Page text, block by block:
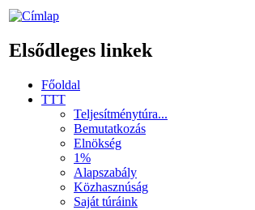
Elsődleges linkek
Főoldal
TTT
Teljesítménytúra...
Bemutatkozás
Elnökség
1%
Alapszabály
Közhasznúság
Saját túráink